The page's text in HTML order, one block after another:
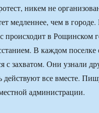
никем не
медленнее, чем в
происходит в Рощинском
В каждом поселке
с захватом. Они узнали
действуют все вместе.
администрации.